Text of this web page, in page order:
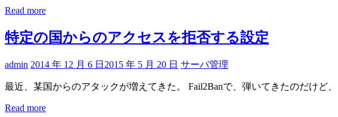
Read more
特定の国からのアクセスを拒否する設定
admin 2014 年 12 月 6 日 2015 年 5 月 20 日 サーバ管理
最近、某国からのアタックが増えてきた。 Fail2Banで、弾いてきたのだけど、
Read more